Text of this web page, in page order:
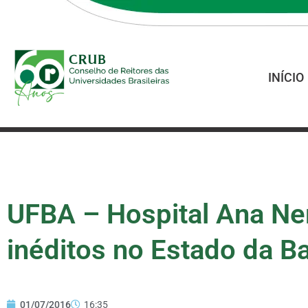
INÍCIO
UFBA – Hospital Ana
inéditos no Estado da
01/07/2016 16:35